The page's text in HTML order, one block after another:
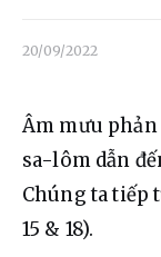
20/09/2022
Âm mưu
sa-lôm dẫn
Chúng ta tiếp
15 & 18).